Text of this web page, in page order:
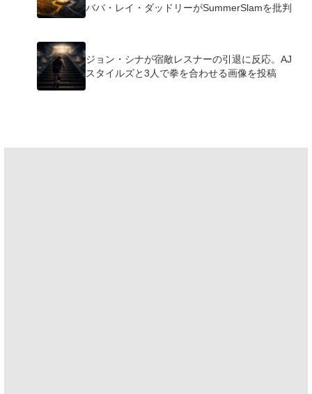
ババ・レイ・ダッドリーがSummerSlamを批判
ジョン・シナが宿敵レスナーの引退に反応。AJ
スタイルズと3人で拳を合わせる画像を投稿